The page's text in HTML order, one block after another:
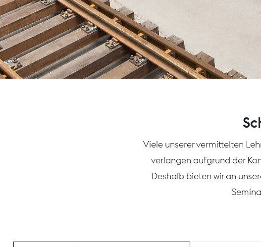
Viele unserer vermittelten
verlangen aufgrund der
Deshalb bieten wir an